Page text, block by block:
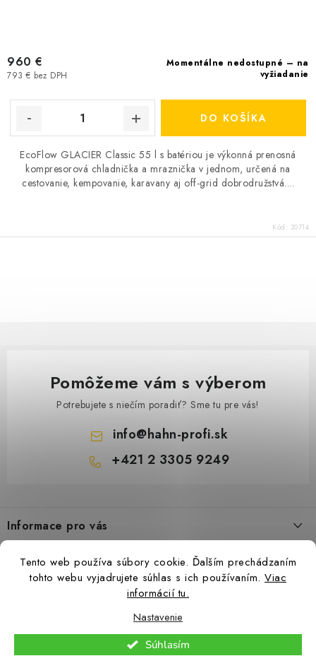
Tento web používa súbory cookie. Ďalším prechádzaním
tohto webu vyjadrujete súhlas s ich používaním. Viac
informácií tu.
Nastavenie
Súhlasím
Momentálne nedostupné – na
vyžiadanie
793 € bez DPH
960 €
DO KOŠÍKA
EcoFlow GLACIER Classic 55 l s batériou je výkonná prenosná
kompresorová chladnička a mraznička v jednom, určená na
cestovanie, kempovanie, karavany aj off-grid dobrodružstvá....
Kód: 20714
y
v
u
Pomôžeme vám s výberom
Potrebujete s niečím poradiť? Sme tu pre vás!
info@hahn-profi.sk
+421 2 3305 9249
p
ä
Informace pro vás
Zásady ochrany osobných údajov
. Všetky práva vyhradené.
cookies